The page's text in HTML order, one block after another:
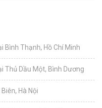
Bình Thạnh, Hồ Chí Minh
Thủ Dầu Một, Bình Dương
Hà Nội